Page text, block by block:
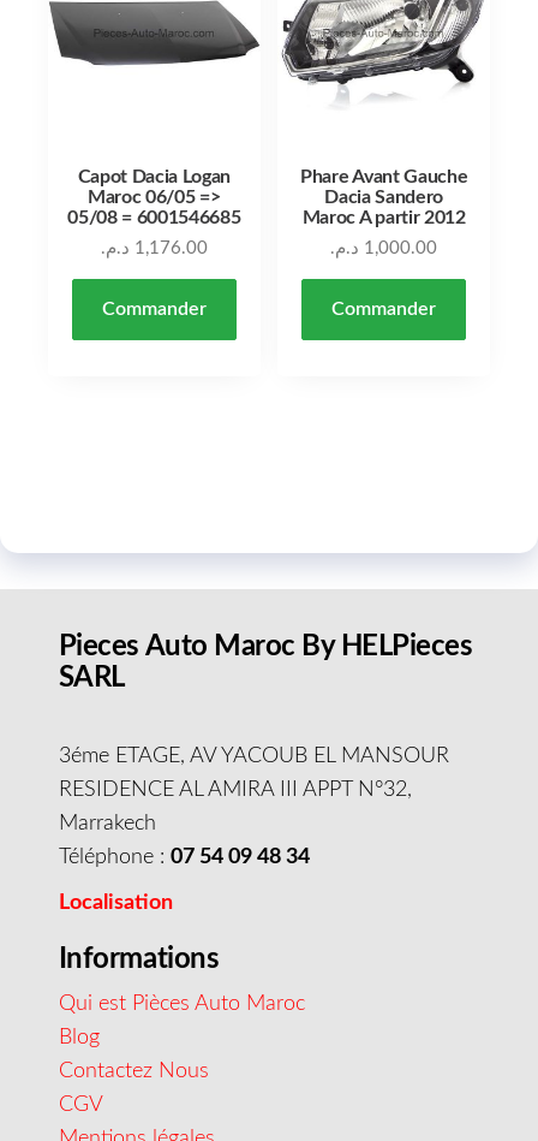
Capot Dacia Logan
Maroc 06/05 =>
05/08 = 6001546685
1,176.00 د.م.
Commander
Phare Avant Gauche
Dacia Sandero
Maroc A partir 2012
1,000.00 د.م.
Commander
Pieces Auto Maroc By HELPieces
SARL
3éme ETAGE, AV YACOUB EL MANSOUR
RESIDENCE AL AMIRA III APPT N°32,
Marrakech
Téléphone : 07 54 09 48 34
Localisation
Informations
Qui est Pièces Auto Maroc
Blog
Contactez Nous
CGV